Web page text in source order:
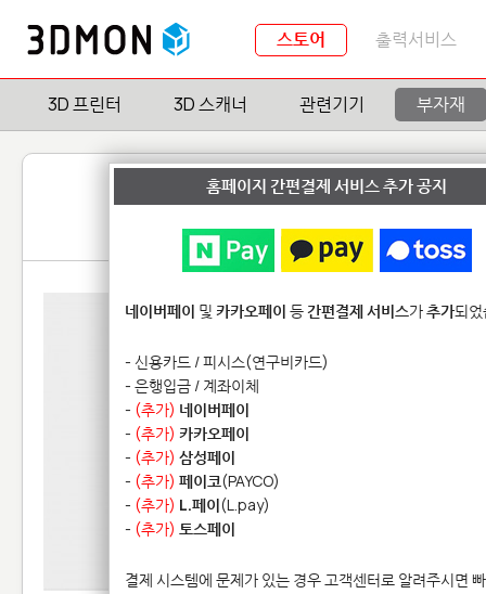
스토어 출력서비스
3D 프린터 3D 스캐너 관련기기 부자재
홈페이지 간편결제 서비스 추가 공지
네이버페이 및 카카오페이 등간편결제 서비스가추가되
- 신용카드 / 피시스(연구비카드)
- 은행입금 / 계좌이체
- (추가) 네이버페이
- (추가) 카카오페이
- (추가) 삼성페이
- (추가) 페이코(PAYCO)
- (추가) L.페이(L.pay)
- (추가) 토스페이
결제 시스템에 문제가 있는 경우 고객센터로 알려주시면